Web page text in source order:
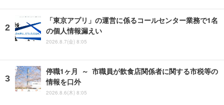
「東京アプリ」の運営に係るコールセンター業務で1名
の個人情報漏えい
2026.8.7(金) 8:05
停職1ヶ月 ～ 市職員が飲食店関係者に関する市税等の
情報を口外
2026.8.6(木) 8:05